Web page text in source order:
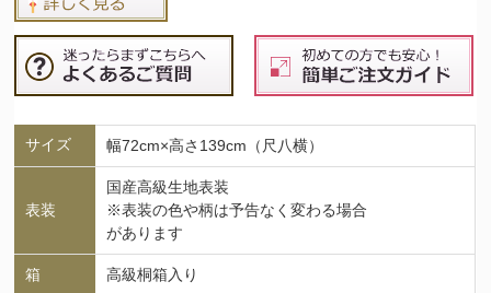
サイズ 幅72cm×高さ139cm（尺八横）
表装
国産高級生地表装
※表装の色や柄は予告なく変わる場合
があります
箱 高級桐箱入り